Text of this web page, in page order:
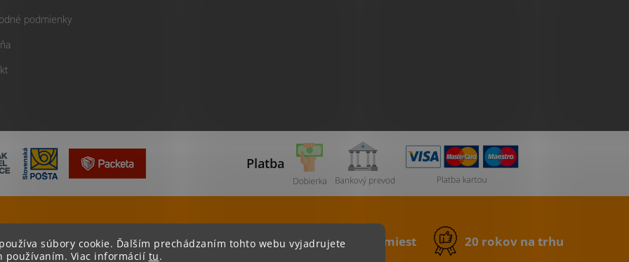
súbory cookie. Ďalším prechádzaním tohto webu vyjadrujete
používaním. Viac informácií tu.
podmienky
Platba
Tovar odosielame do 24 hodín Viac ako 4000 výdajných miest 20 rokov na trhu